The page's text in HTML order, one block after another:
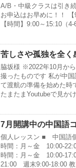
A/B・中級クラスは引き
お申込はお早めに！！
【時間】9:00～15:10（
苦しさや孤独を全く
脇坂様 ※2022年10月か
撮ったものです 私が中
て渡航の準備を始めた時
たまたまYoutubeで見か
7月開講中の中国語
個人レッスン ■ 中国語
時間：月～金 10:00-
時間：月～金 10:00-
21:00 週末9:00-18:00